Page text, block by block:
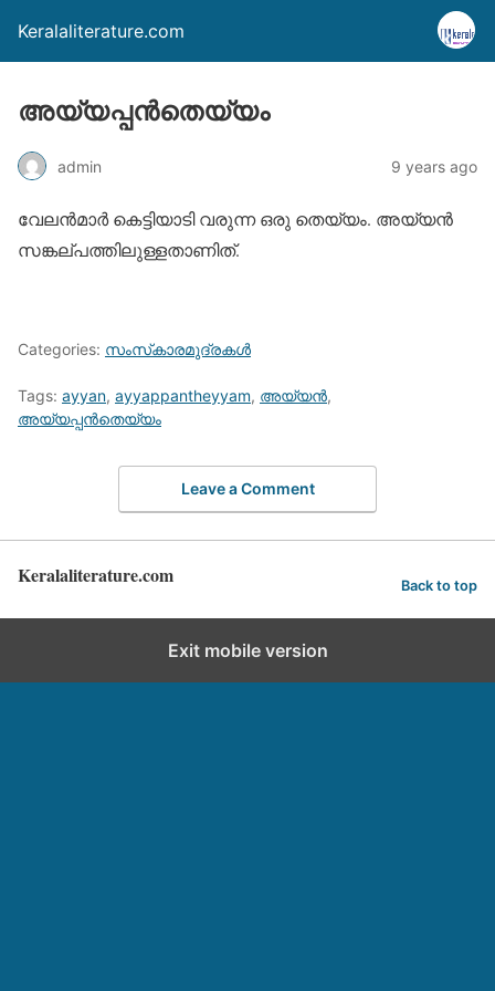
Keralaliterature.com
അയ്യപ്പന്‍തെയ്യം
admin 9 years ago
വേലന്‍മാര്‍ കെട്ടിയാടി വരുന്ന ഒരു തെയ്യം. അയ്യന്‍
സങ്കല്പത്തിലുള്ളതാണിത്.
Categories: സംസ്‌കാരമുദ്രകള്‍
Tags: ayyan, ayyappantheyyam, അയ്യന്‍,
അയ്യപ്പന്‍തെയ്യം
Leave a Comment
Keralaliterature.com Back to top
Exit mobile version